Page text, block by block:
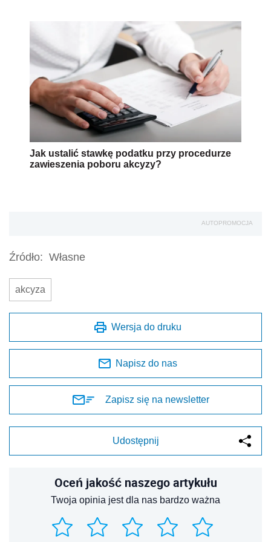
Jak ustalić stawkę podatku przy procedurze
zawieszenia poboru akcyzy?
AUTOPROMOCJA
Źródło: Własne
akcyza
Wersja do druku
Napisz do nas
Zapisz się na newsletter
Udostępnij
Oceń jakość naszego artykułu
Twoja opinia jest dla nas bardzo ważna